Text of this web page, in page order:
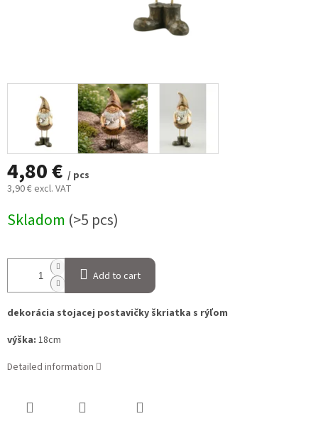
4,80 € / pcs
3,90 € excl. VAT
price:
Skladom (>5 pcs)
Add to cart
dekorácia stojacej postavičky škriatka s rýľom
výška: 18cm
Detailed information